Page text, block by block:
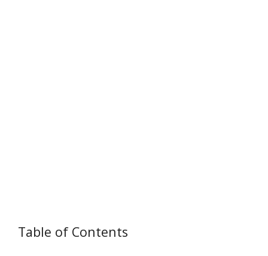
Table of Contents